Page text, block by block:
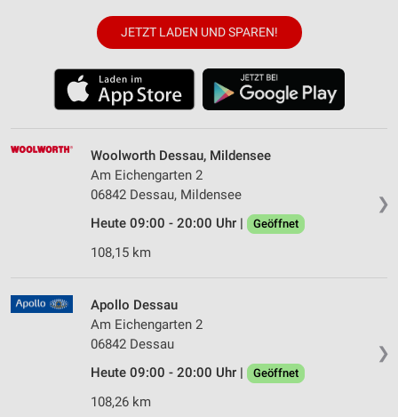
JETZT LADEN UND SPAREN!
❯
Woolworth Dessau, Mildensee
Am Eichengarten 2
06842 Dessau, Mildensee
Heute 09:00 - 20:00 Uhr |
Geöffnet
108,15 km
❯
Apollo Dessau
Am Eichengarten 2
06842 Dessau
Heute 09:00 - 20:00 Uhr |
Geöffnet
108,26 km